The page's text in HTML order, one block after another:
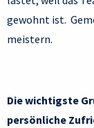
gewohnt ist.
meistern.
Die wichtigste
persönliche